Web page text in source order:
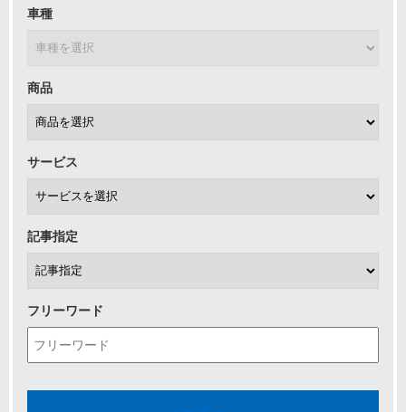
車種
商品
サービス
記事指定
フリーワード